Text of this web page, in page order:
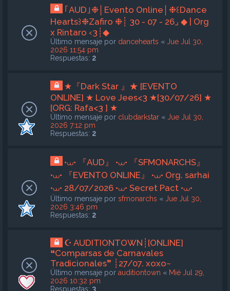
｢AUD｣❉│Evento Online│❉꒰Dance
Hearts꒱❉Zafiro ❉┊ 30 - 07 - 26⌟ ◆ | Org
x Rintaro ‹3┊◆
Último mensaje por dancehearts « Jue Jul 30,
2026 11:54 pm
Respuestas: 2
★『Dark Star 』★ [EVENTO
ONLINE] ★ Love Jees<3 ★[30/07/26] ★
[ORG: Rafa<3 ] ★
Último mensaje por clubdarkstar « Jue Jul 30,
2026 7:12 pm
Respuestas: 2
•⩊• 『AUD』 •⩊• 『SFMONARCHS』
•⩊• 『EVENTO ONLINE』 •⩊• Org. sarhai
•⩊• 28/07/2026 •⩊• Secret Pact •⩊•
Último mensaje por sfmonarchs « Jue Jul 30,
2026 3:46 pm
Respuestas: 2
☪ AUDITIONTOWN┊[ONLINE]
❝Comparsas de Carnavales
Tradicionales❞ ┊27/07. xoxo~
Último mensaje por auditiontown « Mié Jul 29,
2026 10:32 pm
Respuestas: 3